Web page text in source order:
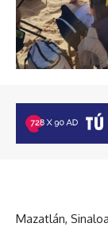
Mazatlán,